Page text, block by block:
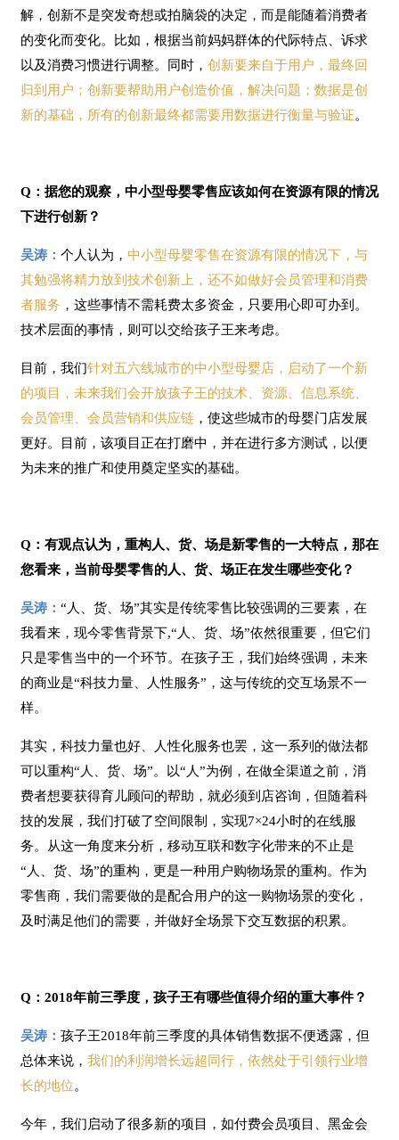
解，创新不是突发奇想或拍脑袋的决定，而是能随着消费者
的变化而变化。比如，根据当前妈妈群体的代际特点、诉求
以及消费习惯进行调整。同时， 创新要来自于用户，最终回
归到用户；创新要帮助用户创造价值，解决问题；数据是创
新的基础，所有的创新最终都需要用数据进行衡量与验证。
Q：据您的观察，中小型母婴零售应该如何在资源有限的情况
下进行创新？
吴涛： 个人认为， 中小型母婴零售在资源有限的情况下，与
其勉强将精力放到技术创新上，还不如做好会员管理和消费
者服务 ，这些事情不需耗费太多资金，只要用心即可办到。
技术层面的事情，则可以交给孩子王来考虑。
目前，我们针对五六线城市的中小型母婴店，启动了一个新
的项目，未来我们会开放孩子王的技术、资源、信息系统、
会员管理、会员营销和供应链 ，使这些城市的母婴门店发展
更好。目前，该项目正在打磨中，并在进行多方测试，以便
为未来的推广和使用奠定坚实的基础。
Q：有观点认为，重构人、货、场是新零售的一大特点，那在
您看来，当前母婴零售的人、货、场正在发生哪些变化？
吴涛： “人、货、场”其实是传统零售比较强调的三要素，在
我看来，现今零售背景下,“人、货、场”依然很重要，但它们
只是零售当中的一个环节。在孩子王，我们始终强调，未来
的商业是“科技力量、人性服务”，这与传统的交互场景不一
样。
其实，科技力量也好、人性化服务也罢，这一系列的做法都
可以重构“人、货、场”。以“人”为例，在做全渠道之前，消
费者想要获得育儿顾问的帮助，就必须到店咨询，但随着科
技的发展，我们打破了空间限制，实现7×24小时的在线服
务。从这一角度来分析，移动互联和数字化带来的不止是
“人、货、场”的重构，更是一种用户购物场景的重构。作为
零售商，我们需要做的是配合用户的这一购物场景的变化，
及时满足他们的需要，并做好全场景下交互数据的积累。
Q：2018年前三季度，孩子王有哪些值得介绍的重大事件？
吴涛： 孩子王2018年前三季度的具体销售数据不便透露，但
总体来说， 我们的利润增长远超同行，依然处于引领行业增
长的地位。
今年，我们启动了很多新的项目，如付费会员项目、黑金会